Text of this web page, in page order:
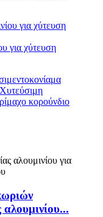
για χύτευση
κορούνδιο
αλουμινίου...